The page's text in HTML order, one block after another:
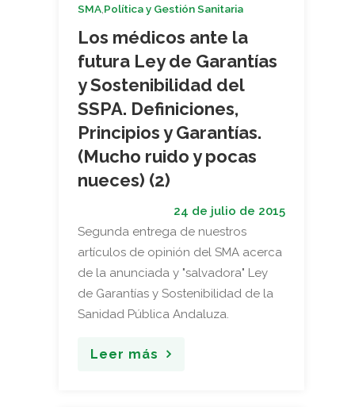
SMA,Política y Gestión Sanitaria
Los médicos ante la
futura Ley de Garantías
y Sostenibilidad del
SSPA. Definiciones,
Principios y Garantías.
(Mucho ruido y pocas
nueces) (2)
24 de julio de 2015
Segunda entrega de nuestros
artículos de opinión del SMA acerca
de la anunciada y "salvadora" Ley
de Garantías y Sostenibilidad de la
Sanidad Pública Andaluza.
Leer más